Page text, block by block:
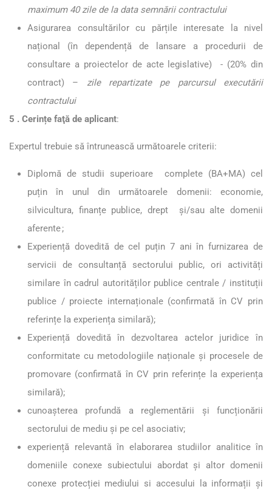
maximum 40 zile de la data semnării contractului
Asigurarea consultărilor cu părțile interesate la nivel
național (în dependență de lansare a procedurii de
consultare a proiectelor de acte legislative) - (20% din
contract) – zile repartizate
pe parcursul executării
contractului
5 . Cerințe faţă de aplicant:
Expertul trebuie să întrunească următoarele criterii:
Diplomă de studii superioare complete (BA+MA) cel
puțin în unul din următoarele domenii: economie,
silvicultura, finanțe publice, drept și/sau alte domenii
aferente ;
Experiență dovedită de cel puțin 7 ani în furnizarea de
servicii de consultanță sectorului public, ori activități
similare în cadrul autorităților publice centrale / instituții
publice / proiecte internaționale (confirmată în CV prin
referințe la experiența similară);
Experiență dovedită în dezvoltarea actelor juridice în
conformitate cu metodologiile naționale și procesele de
promovare (confirmată în CV prin referințe la experiența
similară);
cunoașterea profundă a reglementării și funcționării
sectorului de mediu și pe cel asociativ;
experiență relevantă în elaborarea studiilor analitice în
domeniile conexe subiectului abordat și altor domenii
conexe protecției mediului si accesului la informații și